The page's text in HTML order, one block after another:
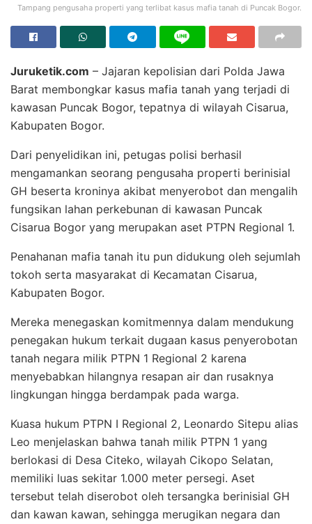
Tampang pengusaha properti yang terlibat kasus mafia tanah di Puncak Bogor.
Juruketik.com – Jajaran kepolisian dari Polda Jawa
Barat membongkar kasus mafia tanah yang terjadi di
kawasan Puncak Bogor, tepatnya di wilayah Cisarua,
Kabupaten Bogor.
Dari penyelidikan ini, petugas polisi berhasil
mengamankan seorang pengusaha properti berinisial
GH beserta kroninya akibat menyerobot dan mengalih
fungsikan lahan perkebunan di kawasan Puncak
Cisarua Bogor yang merupakan aset PTPN Regional 1.
Penahanan mafia tanah itu pun didukung oleh sejumlah
tokoh serta masyarakat di Kecamatan Cisarua,
Kabupaten Bogor.
Mereka menegaskan komitmennya dalam mendukung
penegakan hukum terkait dugaan kasus penyerobotan
tanah negara milik PTPN 1 Regional 2 karena
menyebabkan hilangnya resapan air dan rusaknya
lingkungan hingga berdampak pada warga.
Kuasa hukum PTPN I Regional 2, Leonardo Sitepu alias
Leo menjelaskan bahwa tanah milik PTPN 1 yang
berlokasi di Desa Citeko, wilayah Cikopo Selatan,
memiliki luas sekitar 1.000 meter persegi. Aset
tersebut telah diserobot oleh tersangka berinisial GH
dan kawan kawan, sehingga merugikan negara dan